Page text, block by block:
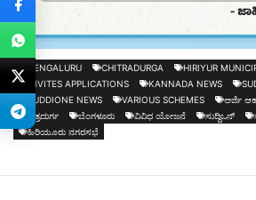
BENGALURU CHITRADURGA
HIRIYUR
INVITES APPLICATIONS
KANNADA NEWS
SUDDIONE NEWS
VARIOUS SCHEMES ಅರ್ಜಿ
ಚಿತ್ರದುರ್ಗ
ಬೆಂಗಳೂರು ವಿವಿಧ ಯೋಜನೆ ಸುದ್ದಿಒನ್
ಹಿರಿಯೂರು ನಗರಸಭೆ